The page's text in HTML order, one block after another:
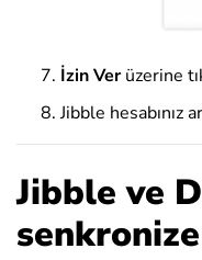
İzinVerüzerine
Jibble hesabınız
Jibble ve